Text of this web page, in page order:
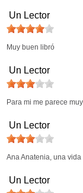
Un Lector
Muy buen libró
Un Lector
Para mi me parece
Un Lector
Ana Anatenia, una
Un Lector